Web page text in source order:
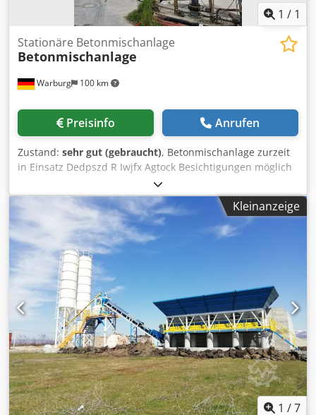
1 / 1
Warburg 100 km
Stationäre Betonmischanlage
Betonmischanlage
Preisinfo Anrufen
Zustand: sehr gut (gebraucht), Betonmischanlage zurzeit
in Einsatz Dedpszd R Iwjfx Agtock Besichtigungen möglich
Kleinanzeige
1 /7